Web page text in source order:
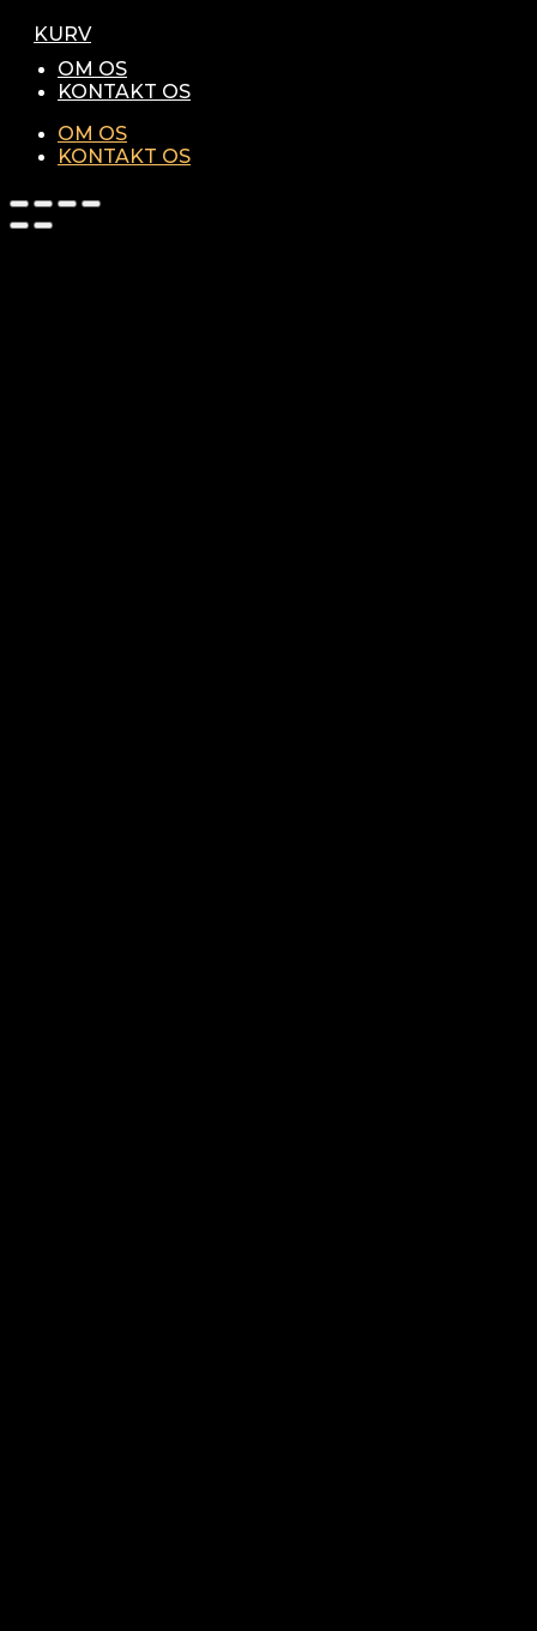
KURV
OM OS
KONTAKT OS
OM OS
KONTAKT OS